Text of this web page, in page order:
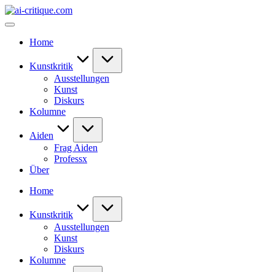
Skip
to
ai-
Home
Kunstkritik
Ausstellungen
Kunst
Diskurs
Kolumne
Aiden
Frag Aiden
Professx
Über
Home
Kunstkritik
Ausstellungen
Kunst
Diskurs
Kolumne